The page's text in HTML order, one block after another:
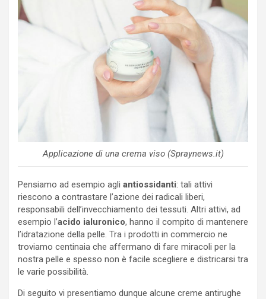
Applicazione di una crema viso (Spraynews.it)
Pensiamo ad esempio agli antiossidanti: tali attivi
riescono a contrastare l’azione dei radicali liberi,
responsabili dell’invecchiamento dei tessuti. Altri attivi, ad
esempio l’acido ialuronico, hanno il compito di mantenere
l’idratazione della pelle. Tra i prodotti in commercio ne
troviamo centinaia che affermano di fare miracoli per la
nostra pelle e spesso non è facile scegliere e districarsi tra
le varie possibilità.
Di seguito vi presentiamo dunque alcune creme antirughe